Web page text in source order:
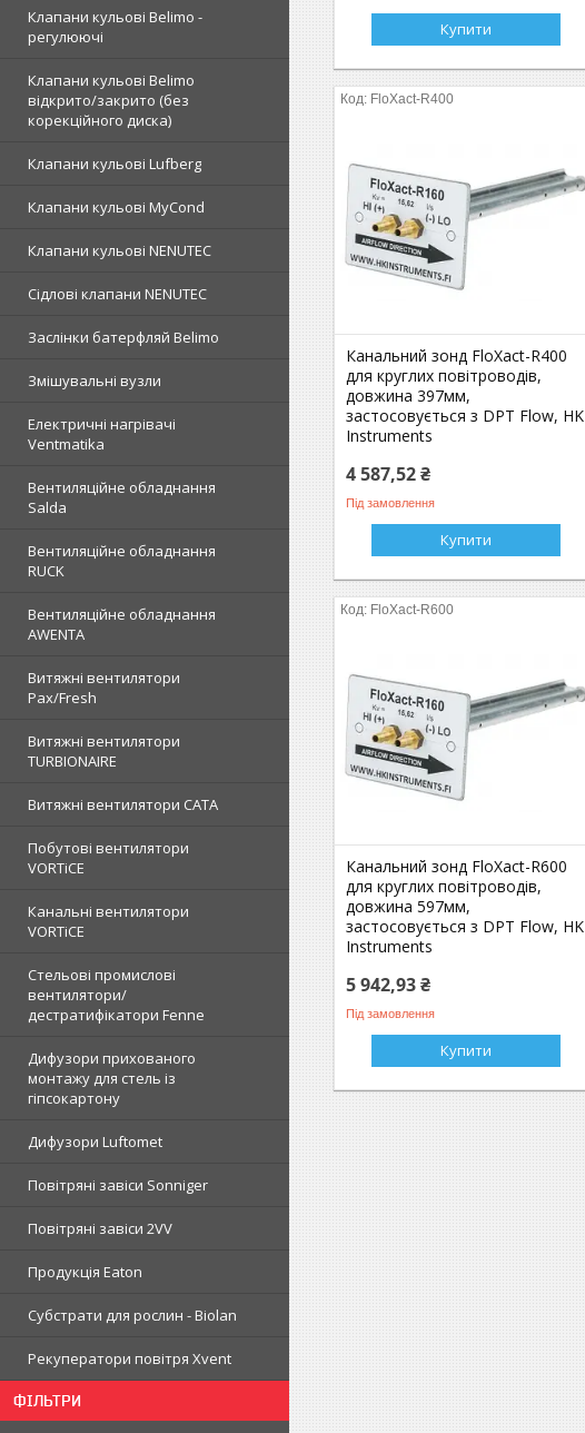
Клапани кульові Belimo -
регулюючі
Клапани кульові Belimo
відкрито/закрито (без
корекційного диска)
Клапани кульові Lufberg
Клапани кульові MyCond
Клапани кульові NENUTEC
Сідлові клапани NENUTEC
Заслінки батерфляй Belimo
Змішувальні вузли
Електричні нагрівачі
Ventmatika
Вентиляційне обладнання
Salda
Вентиляційне обладнання
RUCK
Вентиляційне обладнання
AWENTA
Витяжні вентилятори
Pax/Fresh
Витяжні вентилятори
TURBIONAIRE
Витяжні вентилятори CATA
Побутові вентилятори
VORTiCE
Канальні вентилятори
VORTiCE
Стельові промислові
вентилятори/
дестратифікатори Fenne
Дифузори прихованого
монтажу для стель із
гіпсокартону
Дифузори Luftomet
Повітряні завіси Sonniger
Повітряні завіси 2VV
Продукція Eaton
Субстрати для рослин - Biolan
Рекуператори повітря Xvent
ФІЛЬТРИ
Купити
FloXact-R400
Канальний зонд FloXact-R400
для круглих повітроводів,
довжина 397мм,
застосовується з DPT Flow, HK
Instruments
4 587,52 ₴
Під замовлення
Купити
FloXact-R600
Канальний зонд FloXact-R600
для круглих повітроводів,
довжина 597мм,
застосовується з DPT Flow, HK
Instruments
5 942,93 ₴
Під замовлення
Купити